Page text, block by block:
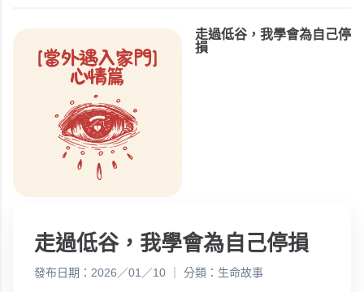
走過低谷，我學會為自己停
損
走過低谷，我學會為自己停損
發布日期：2026／01／10 ｜ 分類：生命故事